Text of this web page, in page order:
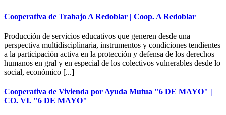
Cooperativa de Trabajo A Redoblar | Coop. A Redoblar
Producción de servicios educativos que generen desde una
perspectiva multidisciplinaria, instrumentos y condiciones tendientes
a la participación activa en la protección y defensa de los derechos
humanos en gral y en especial de los colectivos vulnerables desde lo
social, económico [...]
Cooperativa de Vivienda por Ayuda Mutua "6 DE MAYO" |
CO. VI. "6 DE MAYO"